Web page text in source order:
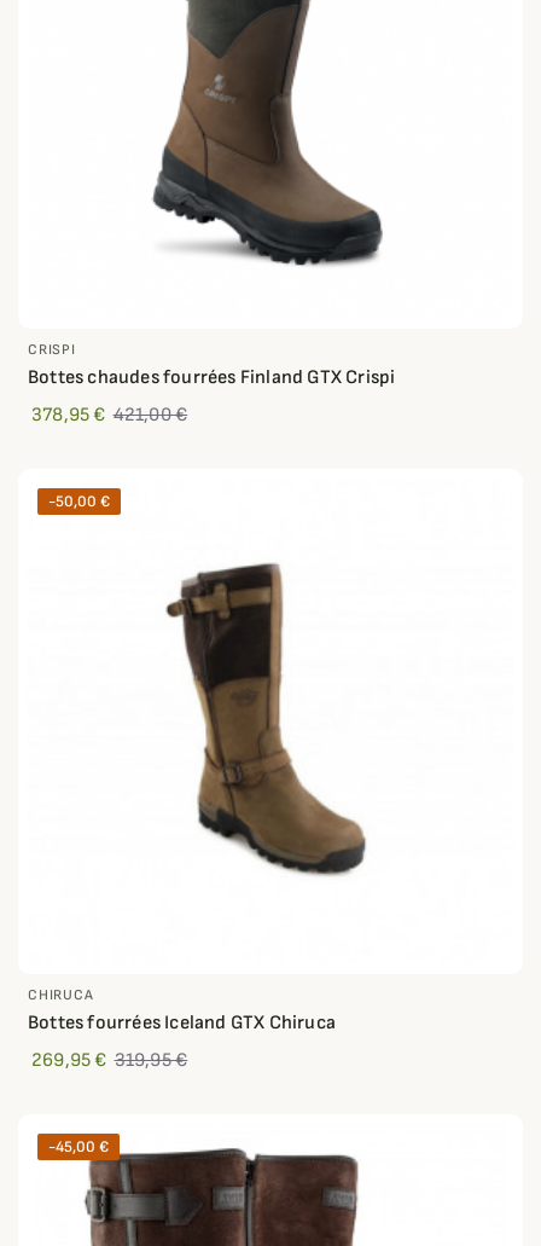
CRISPI
Bottes chaudes fourrées Finland GTX Crispi
378,95 € 421,00 €
-50,00 €
CHIRUCA
Bottes fourrées Iceland GTX Chiruca
269,95 € 319,95 €
-45,00 €